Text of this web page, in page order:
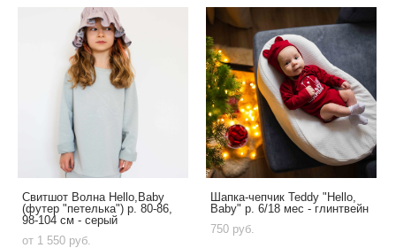
Свитшот Волна Hello,Baby
(футер "петелька") р. 80-86,
98-104 см - серый
от 1 550 pуб.
Шапка-чепчик Teddy "Hello,
Baby" р. 6/18 мес - глинтвейн
750 pуб.